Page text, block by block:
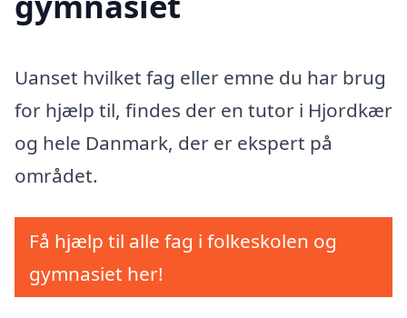
Uanset hvilket fag eller emne du har brug
for hjælp til, findes der en tutor i Hjordkær
og hele Danmark, der er ekspert på
området.
Få hjælp til alle fag i folkeskolen og
gymnasiet her!